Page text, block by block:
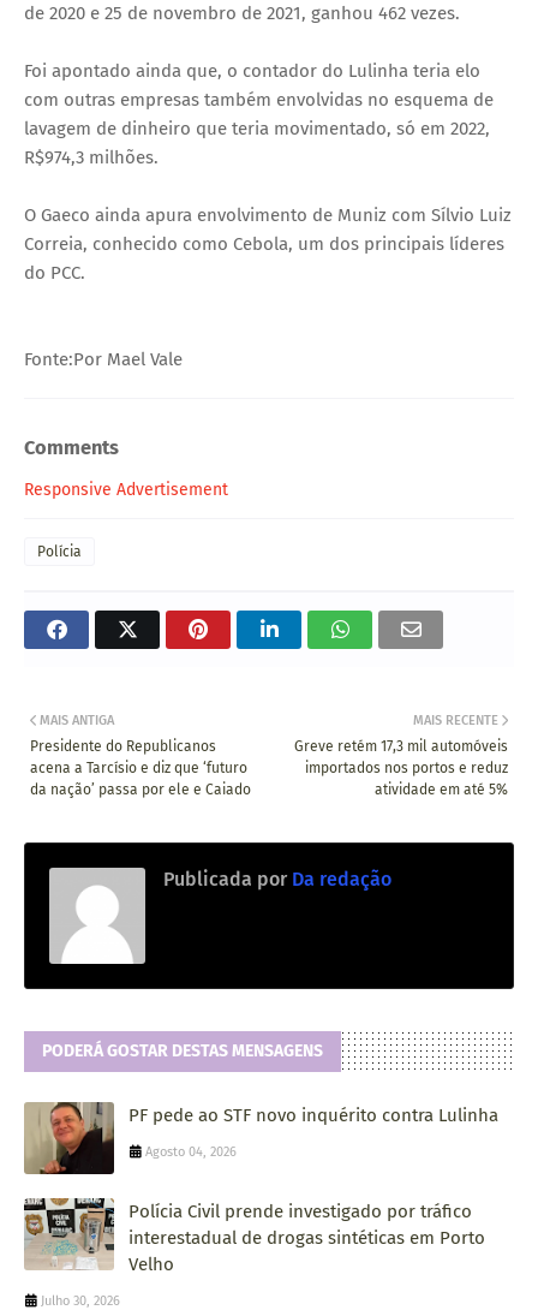
de 2020 e 25 de novembro de 2021, ganhou 462 vezes.
Foi apontado ainda que, o contador do Lulinha teria elo
com outras empresas também envolvidas no esquema de
lavagem de dinheiro que teria movimentado, só em 2022,
R$974,3 milhões.
O Gaeco ainda apura envolvimento de Muniz com Sílvio Luiz
Correia, conhecido como Cebola, um dos principais líderes
do PCC.
Fonte:Por Mael Vale
Comments
Responsive Advertisement
Polícia
MAIS RECENTE
Greve retém 17,3 mil automóveis
importados nos portos e reduz
atividade em até 5%
MAIS ANTIGA
Presidente do Republicanos
acena a Tarcísio e diz que ‘futuro
da nação’ passa por ele e Caiado
Publicada por Da redação
PODERÁ GOSTAR DESTAS MENSAGENS
PF pede ao STF novo inquérito contra Lulinha
Agosto 04, 2026
Polícia Civil prende investigado por tráfico
interestadual de drogas sintéticas em Porto
Velho
Julho 30, 2026